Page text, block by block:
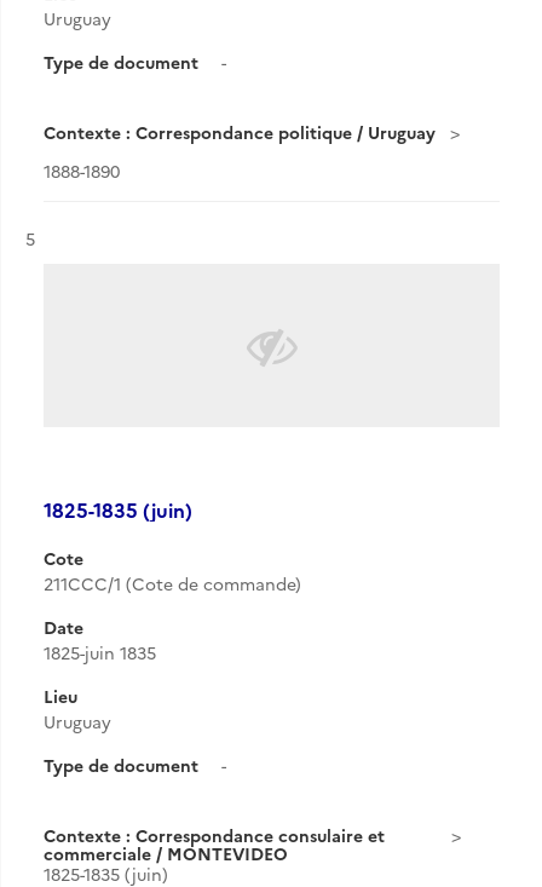
Uruguay
Type de document
-
Contexte : Correspondance politique / Uruguay
1888-1890
Résultat n°
5
1825-1835 (juin)
Cote
211CCC/1 (Cote de commande)
Date
1825-juin 1835
Lieu
Uruguay
Type de document
-
Contexte : Correspondance consulaire et
commerciale / MONTEVIDEO
1825-1835 (juin)